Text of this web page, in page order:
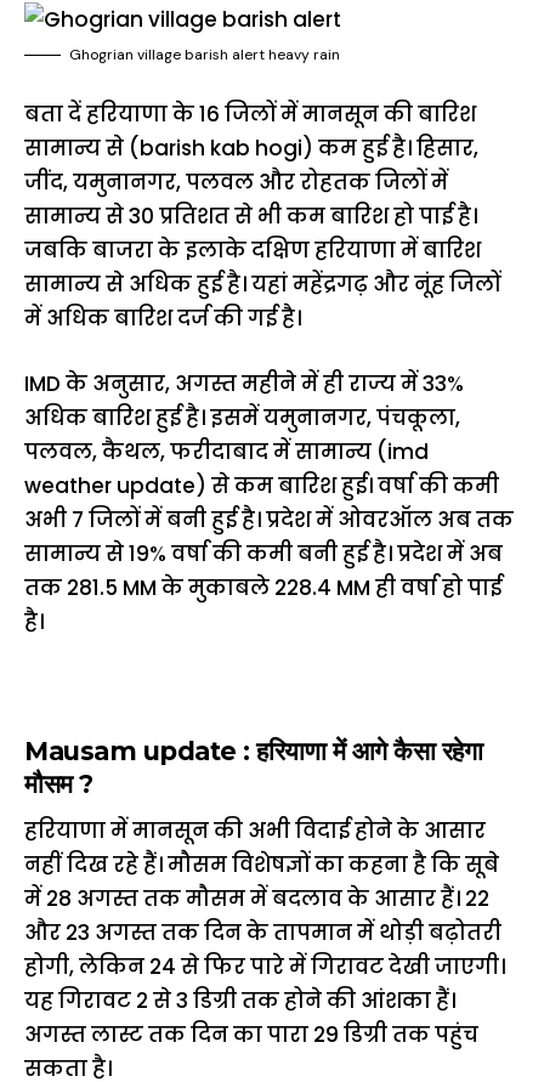
Ghogrian village barish alert heavy rain
बता दें हरियाणा के 16 जिलों में मानसून की बारिश
सामान्य से (barish kab hogi) कम हुई है। हिसार,
जींद, यमुनानगर, पलवल और रोहतक जिलों में
सामान्य से 30 प्रतिशत से भी कम बारिश हो पाई है।
जबकि बाजरा के इलाके दक्षिण हरियाणा में बारिश
सामान्य से अधिक हुई है। यहां महेंद्रगढ़ और नूंह जिलों
में अधिक बारिश दर्ज की गई है।
IMD के अनुसार, अगस्त महीने में ही राज्य में 33%
अधिक बारिश हुई है। इसमें यमुनानगर, पंचकूला,
पलवल, कैथल, फरीदाबाद में सामान्य (imd
weather update) से कम बारिश हुई। वर्षा की कमी
अभी 7 जिलों में बनी हुई है। प्रदेश में ओवरऑल अब तक
सामान्य से 19% वर्षा की कमी बनी हुई है। प्रदेश में अब
तक 281.5 MM के मुकाबले 228.4 MM ही वर्षा हो पाई
है।
Mausam update : हरियाणा में आगे कैसा रहेगा
मौसम ?
हरियाणा में मानसून की अभी विदाई होने के आसार
नहीं दिख रहे हैं। मौसम विशेषज्ञों का कहना है कि सूबे
में 28 अगस्त तक मौसम में बदलाव के आसार हैं। 22
और 23 अगस्त तक दिन के तापमान में थोड़ी बढ़ोतरी
होगी, लेकिन 24 से फिर पारे में गिरावट देखी जाएगी।
यह गिरावट 2 से 3 डिग्री तक होने की आंशका हैं।
अगस्त लास्ट तक दिन का पारा 29 डिग्री तक पहुंच
सकता है।